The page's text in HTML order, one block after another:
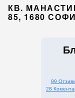
КВ.
85, 1680
99 Отзиви
28